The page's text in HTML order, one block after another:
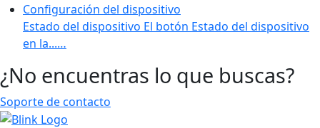
Configuración del dispositivo
Estado del dispositivo El botón Estado del dispositivo
en la...…
¿No encuentras lo que buscas?
Soporte de contacto